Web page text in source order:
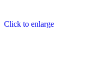
Click to enlarge